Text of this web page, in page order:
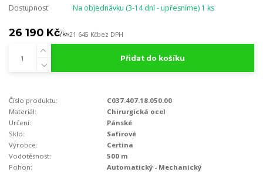
Dostupnost Na objednávku (3-14 dní - upřesníme) 1 ks
26 190 Kč/ks21 645 Kčbez DPH
Přidat do košíku
Číslo produktu:
C037.407.18.050.00
Materiál:
Chirurgická ocel
Určení:
Pánské
Sklo:
Safírové
Výrobce:
Certina
Vodotěsnost:
500 m
Pohon:
Automatický - Mechanický